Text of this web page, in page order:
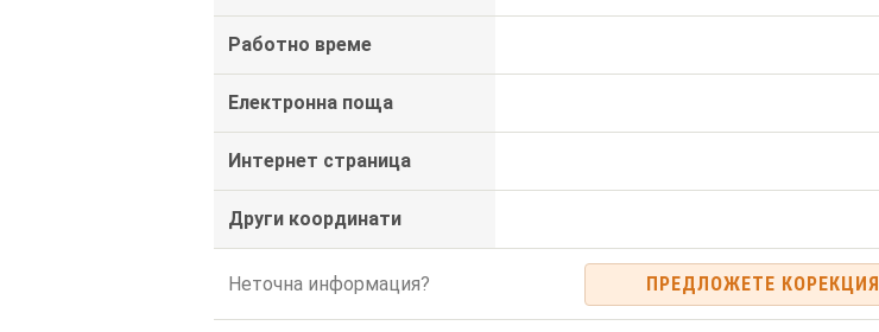
Работно време
Електронна поща
Интернет страница
Други координати
Неточна информация? ПРЕДЛОЖЕТЕ КОРЕКЦИЯ